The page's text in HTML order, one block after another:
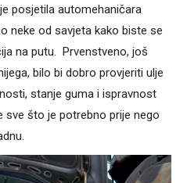
posjetila automehaničara
neke od savjeta kako biste se
na putu. Prvenstveno, još
bilo bi dobro provjeriti ulje
stanje guma i ispravnost
sve što je potrebno prije nego